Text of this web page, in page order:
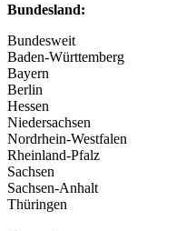
Bundesland:
Bundesweit
Baden-Württemberg
Bayern
Berlin
Hessen
Niedersachsen
Nordrhein-Westfalen
Rheinland-Pfalz
Sachsen
Sachsen-Anhalt
Thüringen